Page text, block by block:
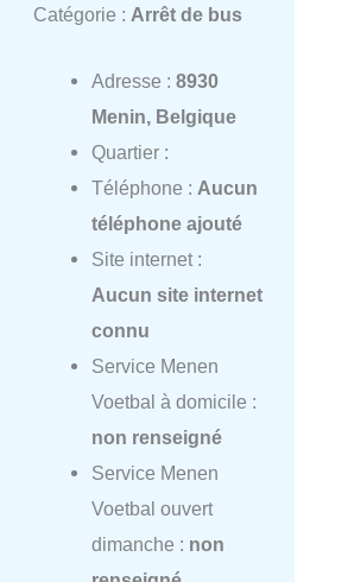
Catégorie : Arrêt de bus
Adresse : 8930
Menin, Belgique
Quartier :
Téléphone : Aucun
téléphone ajouté
Site internet :
Aucun site internet
connu
Service Menen
Voetbal à domicile :
non renseigné
Service Menen
Voetbal ouvert
dimanche : non